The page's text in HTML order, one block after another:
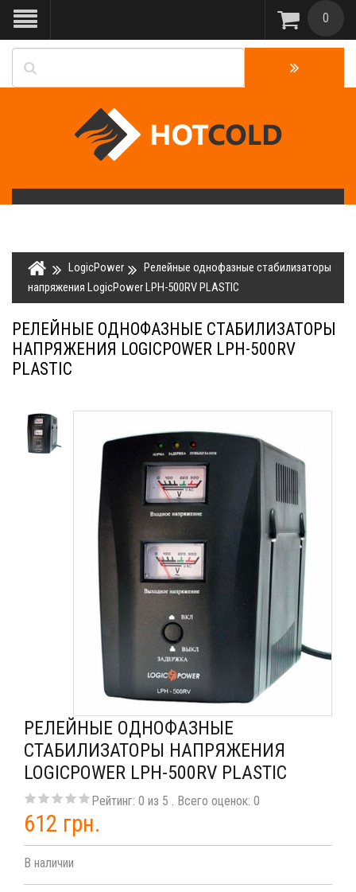
0
LogicPower
Релейные однофазные стабилизаторы
напряжения LogicPower LPH-500RV PLASTIC
РЕЛЕЙНЫЕ ОДНОФАЗНЫЕ СТАБИЛИЗАТОРЫ
НАПРЯЖЕНИЯ LOGICPOWER LPH-500RV
PLASTIC
РЕЛЕЙНЫЕ ОДНОФАЗНЫЕ
СТАБИЛИЗАТОРЫ НАПРЯЖЕНИЯ
LOGICPOWER LPH-500RV PLASTIC
Рейтинг: 0 из 5 . Всего оценок: 0
612 грн.
В наличии